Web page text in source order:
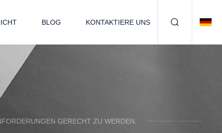
BLOG KONTAKTIERE UNS
GERECHT ZU WERDEN.